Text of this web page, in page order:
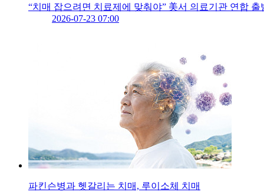
“치매 잡으려면 치료제에 맞춰야” 美서 의료기관 연합 출
2026-07-23 07:00
파킨슨병과 헷갈리는 치매, 루이소체 치매